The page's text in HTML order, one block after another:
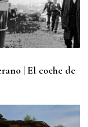
caja fuerte
| El coche de